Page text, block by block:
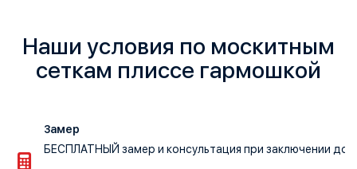
Наши условия по москитным
сеткам плиссе гармошкой
Замер
БЕСПЛАТНЫЙ замер и консультация при заключении